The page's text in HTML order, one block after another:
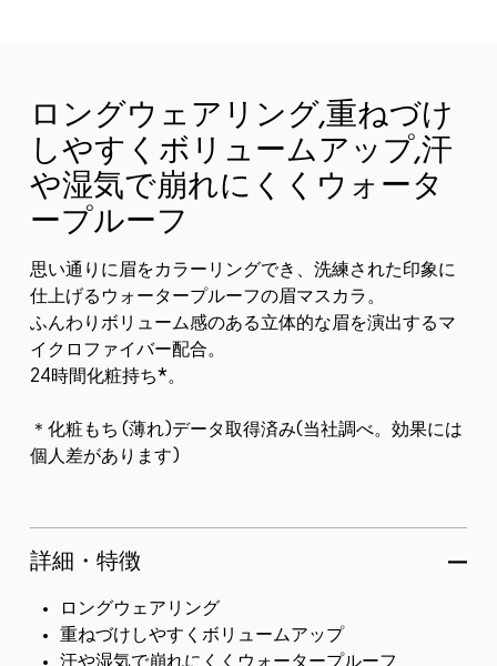
ロングウェアリング,重ねづけ
しやすくボリュームアップ,汗
や湿気で崩れにくくウォータ
ープルーフ
思い通りに眉をカラーリングでき、洗練された印象に
仕上げるウォータープルーフの眉マスカラ。
ふんわりボリューム感のある立体的な眉を演出するマ
イクロファイバー配合。
24時間化粧持ち*。
＊化粧もち (薄れ)データ取得済み(当社調べ。効果には
個人差があります)
詳細・特徴
ロングウェアリング
重ねづけしやすくボリュームアップ
汗や湿気で崩れにくくウォータープルーフ